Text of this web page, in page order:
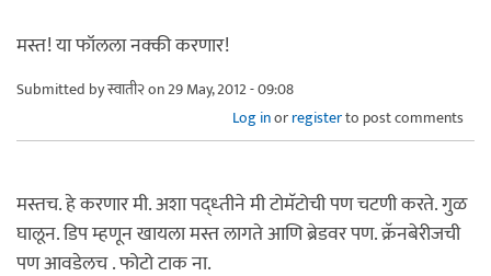
मस्त! या फॉलला नक्की करणार!
Submitted byस्वाती२on 29 May, 2012 - 09:08
Log inorregisterto post comments
मस्तच. हे करणार मी. अशा पद्ध्तीने मी टोमॅटोची पण चटणी करते. गुळ
घालून. डिप म्हणून खायला मस्त लागते आणि ब्रेडवर पण. क्रॅनबेरीजची
पण आवडेलच . फोटो टाक ना.